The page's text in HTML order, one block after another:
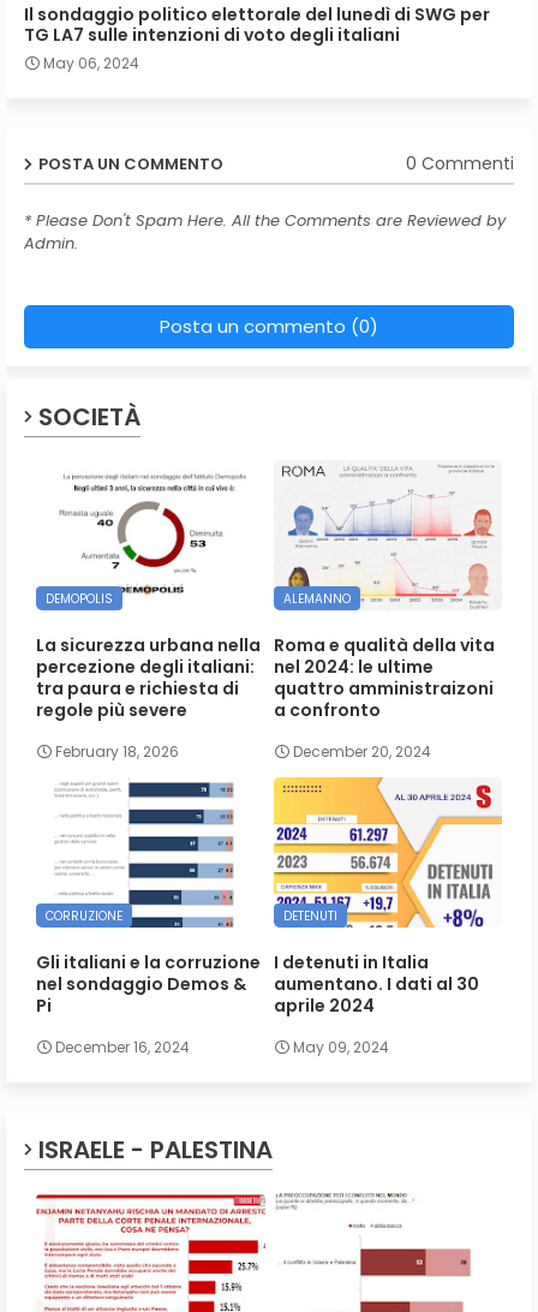
Il sondaggio politico elettorale del lunedì di SWG per
TG LA7 sulle intenzioni di voto degli italiani
May 06, 2024
POSTA UN COMMENTO 0 Commenti
* Please Don't Spam Here. All the Comments are Reviewed by
Admin.
Posta un commento (0)
SOCIETÀ
DEMOPOLIS
La sicurezza urbana nella
percezione degli italiani:
tra paura e richiesta di
regole più severe
February 18, 2026
ALEMANNO
Roma e qualità della vita
nel 2024: le ultime
quattro amministraizoni
a confronto
December 20, 2024
CORRUZIONE
Gli italiani e la corruzione
nel sondaggio Demos &
Pi
December 16, 2024
DETENUTI
I detenuti in Italia
aumentano. I dati al 30
aprile 2024
May 09, 2024
ISRAELE - PALESTINA